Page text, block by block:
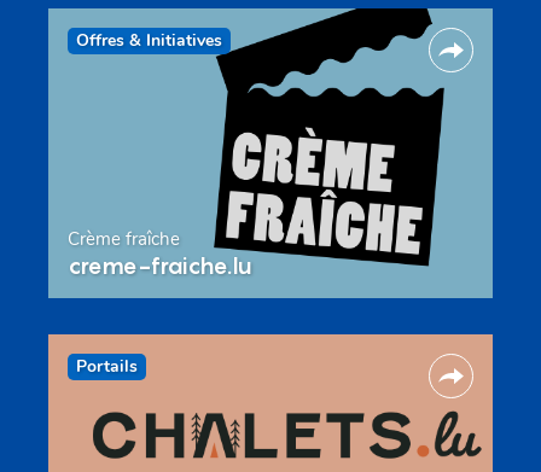
Offres & Initiatives
Crème fraîche
creme-fraiche.lu
Portails